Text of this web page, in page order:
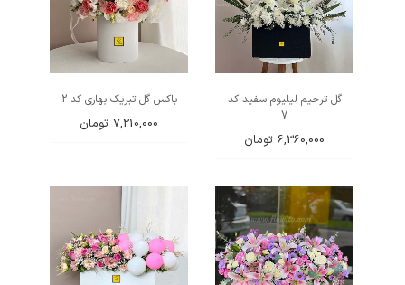
باکس گل تبریک بهاری کد 2
7,210,000 تومان
گل ترحیم لیلیوم سفید کد
7
6,360,000 تومان